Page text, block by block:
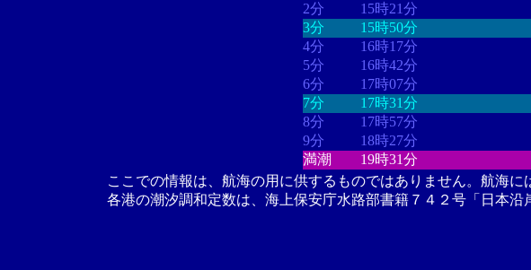
2分
15時21分
3分
15時50分
4分
16時17分
5分
16時42分
6分
17時07分
7分
17時31分
8分
17時57分
9分
18時27分
満潮
19時31分
ここでの情報は、航海の用に供するものではありません。航海
各港の潮汐調和定数は、海上保安庁水路部書籍７４２号「日本